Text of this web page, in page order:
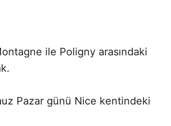
ile Poligny arasındaki
Pazar günü Nice kentindeki